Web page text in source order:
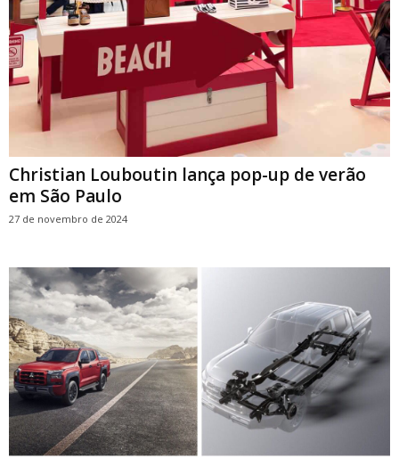
Christian Louboutin lança pop-up de verão
em São Paulo
27 de novembro de 2024